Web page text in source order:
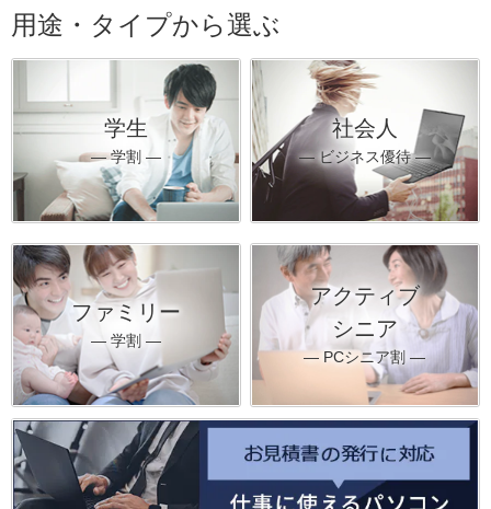
用途・タイプから選ぶ
学生
― 学割 ―
社会人
― ビジネス優待 ―
ファミリー
― 学割 ―
アクティブ
シニア
― PCシニア割 ―